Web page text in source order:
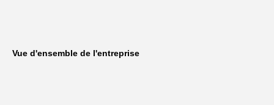
Vue d'ensemble de l'entreprise